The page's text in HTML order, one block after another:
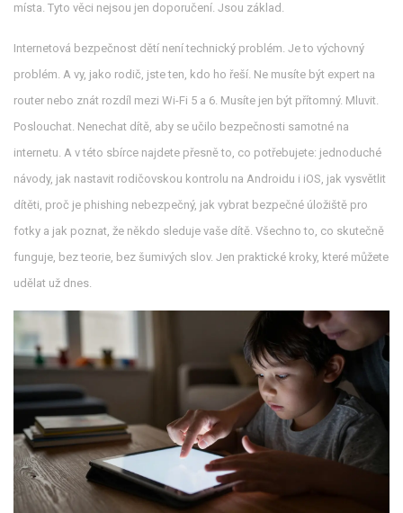
místa. Tyto věci nejsou jen doporučení. Jsou základ.
Internetová bezpečnost dětí není technický problém. Je to výchovný
problém. A vy, jako rodič, jste ten, kdo ho řeší. Ne musíte být expert na
router nebo znát rozdíl mezi Wi-Fi 5 a 6. Musíte jen být přítomný. Mluvit.
Poslouchat. Nenechat dítě, aby se učilo bezpečnosti samotné na
internetu. A v této sbírce najdete přesně to, co potřebujete: jednoduché
návody, jak nastavit rodičovskou kontrolu na Androidu i iOS, jak vysvětlit
dítěti, proč je phishing nebezpečný, jak vybrat bezpečné úložiště pro
fotky a jak poznat, že někdo sleduje vaše dítě. Všechno to, co skutečně
funguje, bez teorie, bez šumivých slov. Jen praktické kroky, které můžete
udělat už dnes.